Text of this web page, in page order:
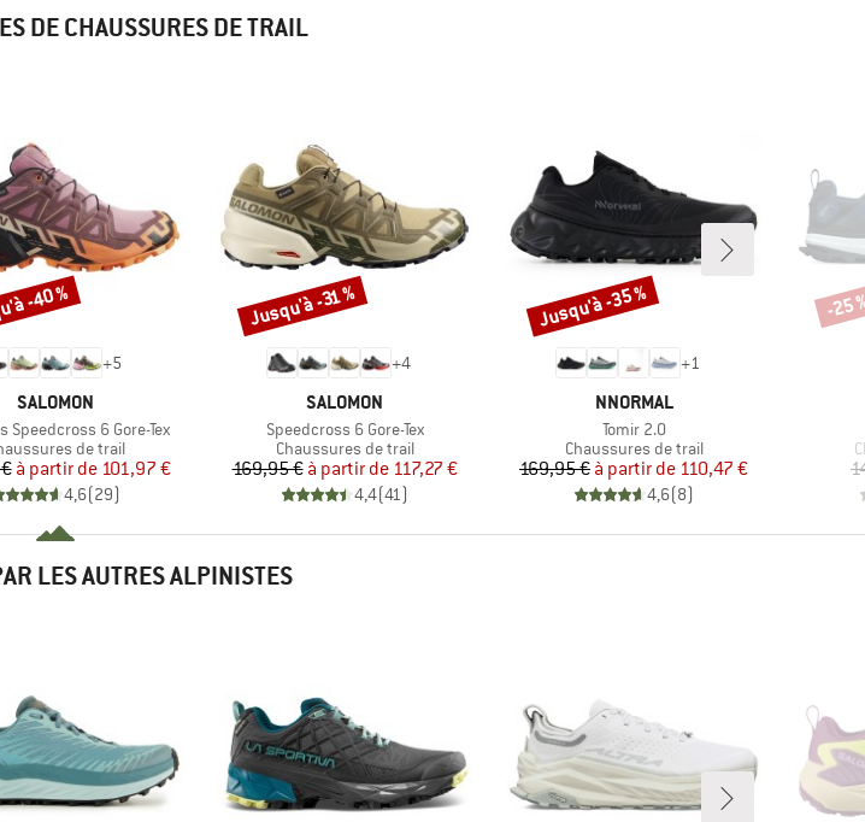
DE CHAUSSURES DE TRAIL
+5
MARQUE
SALOMON
Speedcross 6 Gore-Tex
groupde trail
Prix
Prix réduit
à partir de 101,97 €
4,6(29)
-40 %
+4
MARQUE
SALOMON
Article
Speedcross 6 Gore-Tex
Product group
Chaussures de trail
Prix
169,95 € Prix réduit
à partir de 117,27 €
4,4(41)
Remise
Jusqu'à -31 %
+1
MARQUE
NNORMAL
Article
Tomir 2.0
Product group
Chaussures de trail
Prix
169,95 € Prix réduit
à partir de 110,47 €
4,6(8)
Remise
Jusqu'à -35 % -25
LES AUTRES ALPINISTES